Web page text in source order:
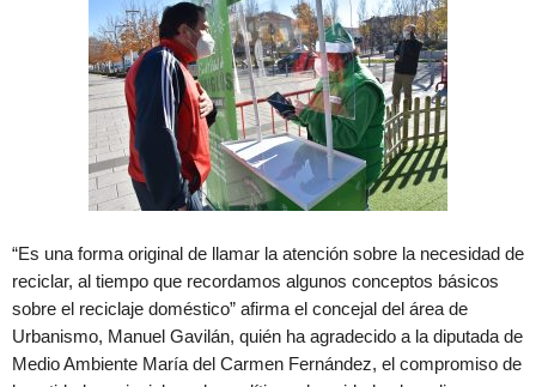
“Es una forma original de llamar la atención sobre la necesidad de
reciclar, al tiempo que recordamos algunos conceptos básicos
sobre el reciclaje doméstico” afirma el concejal del área de
Urbanismo, Manuel Gavilán, quién ha agradecido a la diputada de
Medio Ambiente María del Carmen Fernández, el compromiso de